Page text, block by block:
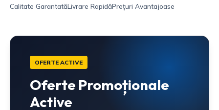
Calitate GarantatăLivrare RapidăPrețuri Avantajoase
OFERTE ACTIVE
Oferte Promoționale
Active